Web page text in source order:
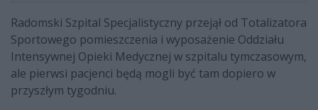
Radomski Szpital Specjalistyczny przejął od Totalizatora
Sportowego pomieszczenia i wyposażenie Oddziału
Intensywnej Opieki Medycznej w szpitalu tymczasowym,
ale pierwsi pacjenci będą mogli być tam dopiero w
przyszłym tygodniu.